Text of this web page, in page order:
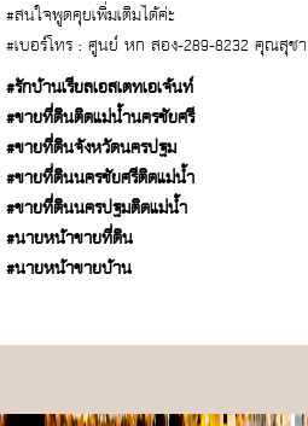
#สนใจพูดคุยเพิ่มเติมได้ค่ะ
#เบอร์โทร : ศูนย์ หก สอง-289-8232 คุณสุชา
#รักบ้านเรียลเอสเตทเอเจ้นท์
#ขายที่ดินติดแม่น้ำนครชัยศรี
#ขายที่ดินจังหวัดนครปฐม
#ขายที่ดินนครชัยศรีติดแม่น้ำ
#ขายที่ดินนครปฐมติดแม่น้ำ
#นายหน้าขายที่ดิน
#นายหน้าขายบ้าน